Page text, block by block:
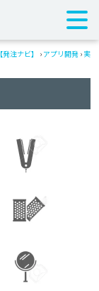
注ナビ】 › アプリ開発 › 実